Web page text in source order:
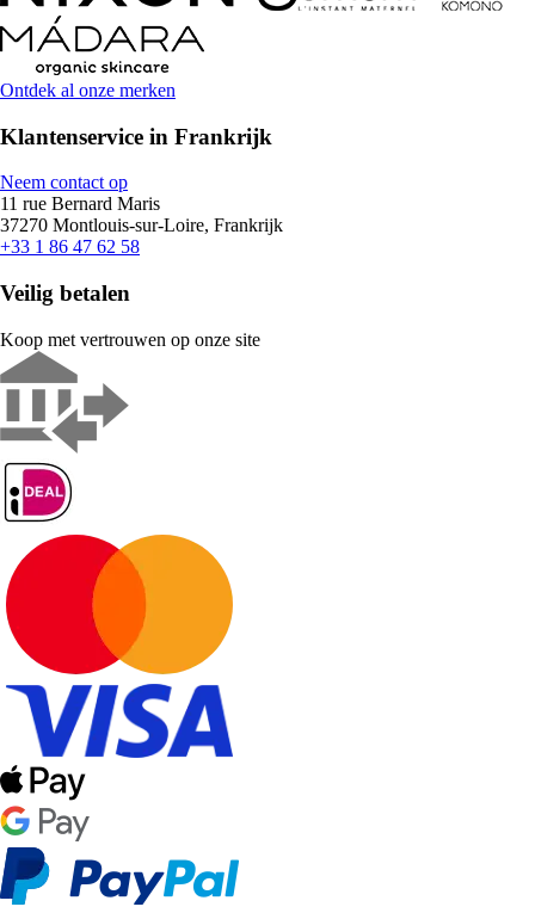
Ontdek al onze merken
Klantenservice in Frankrijk
Neem contact op
11 rue Bernard Maris
37270 Montlouis-sur-Loire, Frankrijk
+33 1 86 47 62 58
Veilig betalen
Koop met vertrouwen op onze site